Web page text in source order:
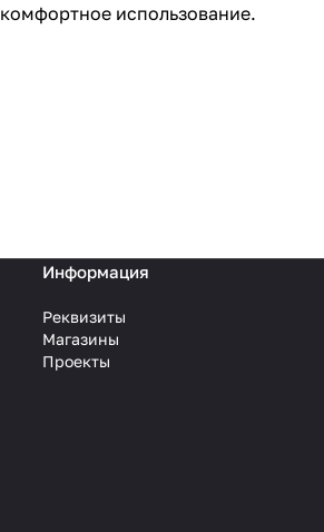
использование.
Информация
Реквизиты
Магазины
Проекты